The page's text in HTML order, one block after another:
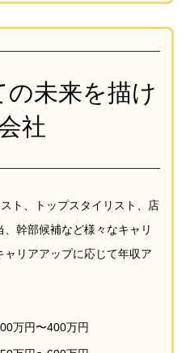
未来を描け
社
ト、トップスタイリスト、店
幹部候補など様々なキャリ
リアアップに応じて年収ア
万円〜400万円